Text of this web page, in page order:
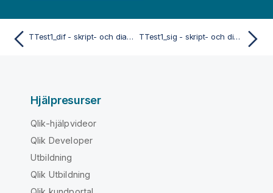
TTest1_dif - skript- och diagramfunktion TTest1_sig - skript- och diagramfunktion
Hjälpresurser
Qlik-hjälpvideor
Qlik Developer
Utbildning
Qlik Utbildning